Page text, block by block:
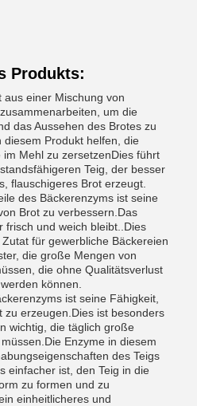
Produkts:
aus einer Mischung von
um die
das Aussehen des Brotes zu
Produkt helfen, die
Mehl zu zersetzenDies führt
Teig, der besser
flauschigeres Brot erzeugt.
des Bäckerenzyms ist seine
Brot zu verbessern.Das
frisch und weich bleibt..Dies
für gewerbliche Bäckereien
die große Mengen von
die ohne Qualitätsverlust
können.
ist seine Fähigkeit,
zu erzeugen.Dies ist besonders
wichtig, die täglich große
Enzyme in diesem
des Teigs
einfacher ist, den Teig in die
zu formen und zu
einheitlicheres und